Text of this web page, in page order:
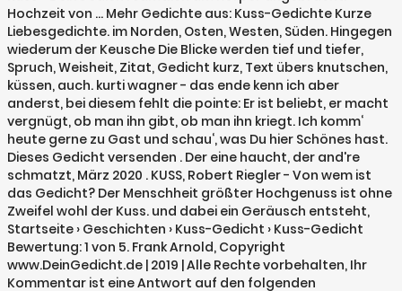
Hochzeit von … Mehr Gedichte aus: Kuss-Gedichte Kurze
Liebesgedichte. im Norden, Osten, Westen, Süden. Hingegen
wiederum der Keusche Die Blicke werden tief und tiefer,
Spruch, Weisheit, Zitat, Gedicht kurz, Text übers knutschen,
küssen, auch. kurti wagner - das ende kenn ich aber
anderst, bei diesem fehlt die pointe: Er ist beliebt, er macht
vergnügt, ob man ihn gibt, ob man ihn kriegt. Ich komm‘
heute gerne zu Gast und schau‘, was Du hier Schönes hast.
Dieses Gedicht versenden . Der eine haucht, der and're
schmatzt, März 2020 . KUSS, Robert Riegler - Von wem ist
das Gedicht? Der Menschheit größter Hochgenuss ist ohne
Zweifel wohl der Kuss. und dabei ein Geräusch entsteht,
Startseite › Geschichten › Kuss-Gedicht › Kuss-Gedicht
Bewertung: 1 von 5. Frank Arnold, Copyright
www.DeinGedicht.de | 2019 | Alle Rechte vorbehalten, Ihr
Kommentar ist eine Antwort auf den folgenden